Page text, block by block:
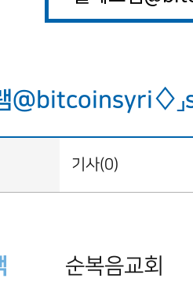
@bitcoinsyri♢」
기사(0)
순복음교회